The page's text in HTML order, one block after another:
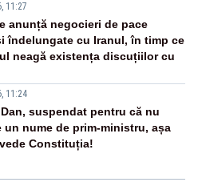
11:27
anunță negocieri de pace
îndelungate cu Iranul, în timp ce
neagă existența discuțiilor cu
11:24
suspendat pentru că nu
un nume de prim-ministru, așa
Constituția!